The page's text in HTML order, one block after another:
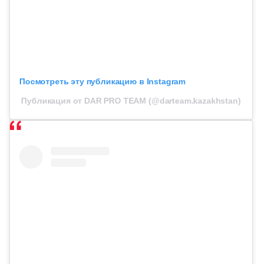
Посмотреть эту публикацию в Instagram
Публикация от DAR PRO TEAM (@darteam.kazakhstan)